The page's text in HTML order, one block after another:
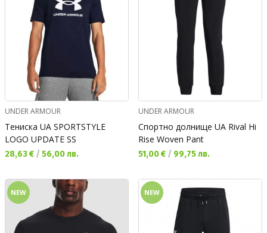
UNDER ARMOUR
Тениска UA SPORTSTYLE
LOGO UPDATE SS
Текуща цена:
28,63 € / 56,00 лв.
UNDER ARMOUR
Спортно долнище UA Rival Hi
Rise Woven Pant
Текуща цена:
51,00 € / 99,75 лв.
NEW NEW